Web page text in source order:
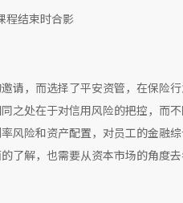
程结束时合影
请，而选择了平安资管，在保险
处在于对信用风险的把控，而不
风险和资产配置，对员工的金融
解，也需要从资本市场的角度去